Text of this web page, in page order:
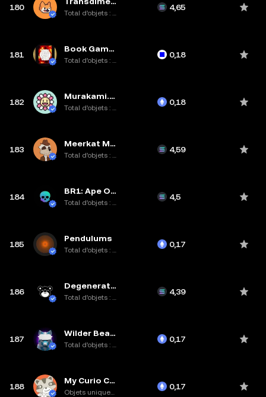
180
Total d’objets : 7,8K
4,65
181
Book Games by VeeFriends
Total d’objets : 29,8K
0,18
182
Murakami.Flowers Official
Total d’objets : 10,2K
0,18
183
Meerkat Millionaires CC
Total d’objets : 10K
4,59
184
BR1: Ape Operatives
Total d’objets : 712
4,5
185
Pendulums
Total d’objets : 512
0,17
186
Degenerate Drop Bears
Total d’objets : 2,5K
4,39
187
Wilder Beasts: Wolf
Total d’objets : 3,4K
0,17
188
My Curio Cards
Objets uniques : 31
0,17